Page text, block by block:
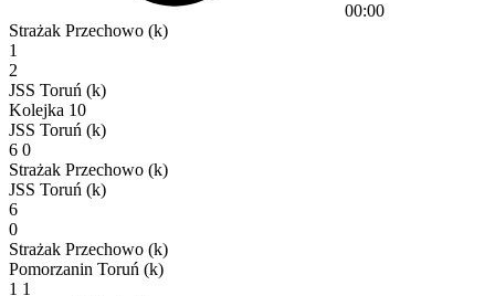
00:00
Strażak Przechowo (k)
1
2
JSS Toruń (k)
Kolejka 10
JSS Toruń (k)
6 0
Strażak Przechowo (k)
JSS Toruń (k)
6
0
Strażak Przechowo (k)
Pomorzanin Toruń (k)
1 1